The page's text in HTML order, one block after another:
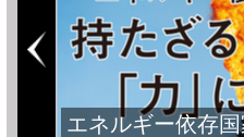
エネルギー依存